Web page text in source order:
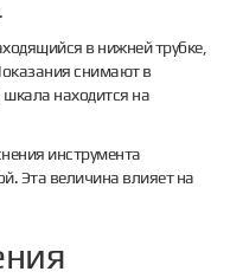
в нижней трубке,
снимают в
находится на
инструмента
Эта величина влияет на